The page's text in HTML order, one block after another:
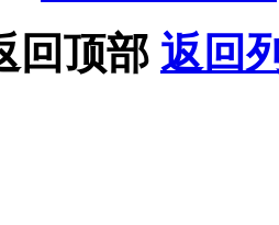
回顶部 返回